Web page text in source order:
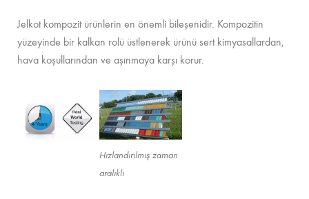
Jelkot kompozit ürünlerin en önemli bileşenidir. Kompozitin
yüzeyinde bir kalkan rolü üstlenerek ürünü sert kimyasallardan,
hava koşullarından ve aşınmaya karşı korur.
Hızlandırılmış zaman
aralıklı